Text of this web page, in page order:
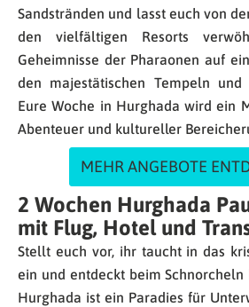
Sandstränden und lasst euch von
den vielfältigen Resorts
Geheimnisse der Pharaonen auf
den majestätischen Tempeln und
Eure Woche in Hurghada wird ein
Abenteuer und kultureller
MEHR ANGEBOTE
2 Wochen Hurghada
mit Flug, Hotel und
Stellt euch vor, ihr taucht in das
ein und entdeckt beim
Hurghada ist ein Paradies für